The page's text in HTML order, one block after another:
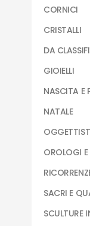
CORNICI
CRISTALLI
DA
GIOIELLI
NASCITA E
NATALE
OROLOGI E
SACRI E
SCULTURE